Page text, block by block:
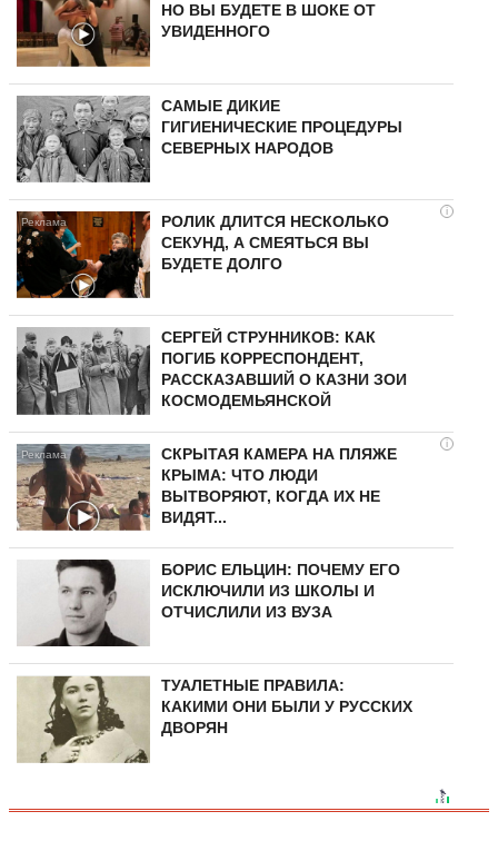
НО ВЫ БУДЕТЕ В ШОКЕ ОТ
УВИДЕННОГО
САМЫЕ ДИКИЕ
ГИГИЕНИЧЕСКИЕ ПРОЦЕДУРЫ
СЕВЕРНЫХ НАРОДОВ
i
РОЛИК ДЛИТСЯ НЕСКОЛЬКО
СЕКУНД, А СМЕЯТЬСЯ ВЫ
БУДЕТЕ ДОЛГО
СЕРГЕЙ СТРУННИКОВ: КАК
ПОГИБ КОРРЕСПОНДЕНТ,
РАССКАЗАВШИЙ О КАЗНИ ЗОИ
КОСМОДЕМЬЯНСКОЙ
i
СКРЫТАЯ КАМЕРА НА ПЛЯЖЕ
КРЫМА: ЧТО ЛЮДИ
ВЫТВОРЯЮТ, КОГДА ИХ НЕ
ВИДЯТ...
БОРИС ЕЛЬЦИН: ПОЧЕМУ ЕГО
ИСКЛЮЧИЛИ ИЗ ШКОЛЫ И
ОТЧИСЛИЛИ ИЗ ВУЗА
ТУАЛЕТНЫЕ ПРАВИЛА:
КАКИМИ ОНИ БЫЛИ У РУССКИХ
ДВОРЯН